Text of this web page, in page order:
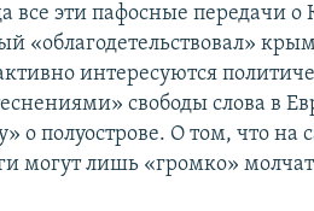
все эти пафосные передачи
«облагодетельствовал»
интересуются
свободы слова в
о полуострове. О том, что
могут лишь «громко»